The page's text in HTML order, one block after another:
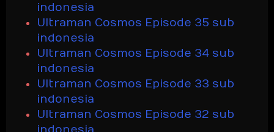
indonesia
Ultraman Cosmos Episode 35 sub
indonesia
Ultraman Cosmos Episode 34 sub
indonesia
Ultraman Cosmos Episode 33 sub
indonesia
Ultraman Cosmos Episode 32 sub